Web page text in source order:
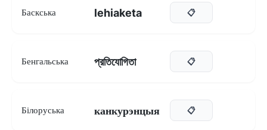
Баскська lehiaketa 📋
Бенгальська প্রতিযোগিতা 📋
Білоруська канкурэнцыя 📋